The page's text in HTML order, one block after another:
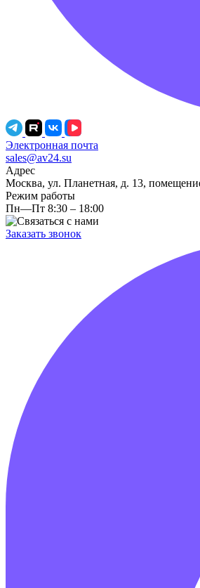
Электронная почта
sales@av24.su
Адрес
Москва, ул. Планетная, д. 13,
Режим работы
Пн—Пт 8:30 – 18:00
Заказать звонок